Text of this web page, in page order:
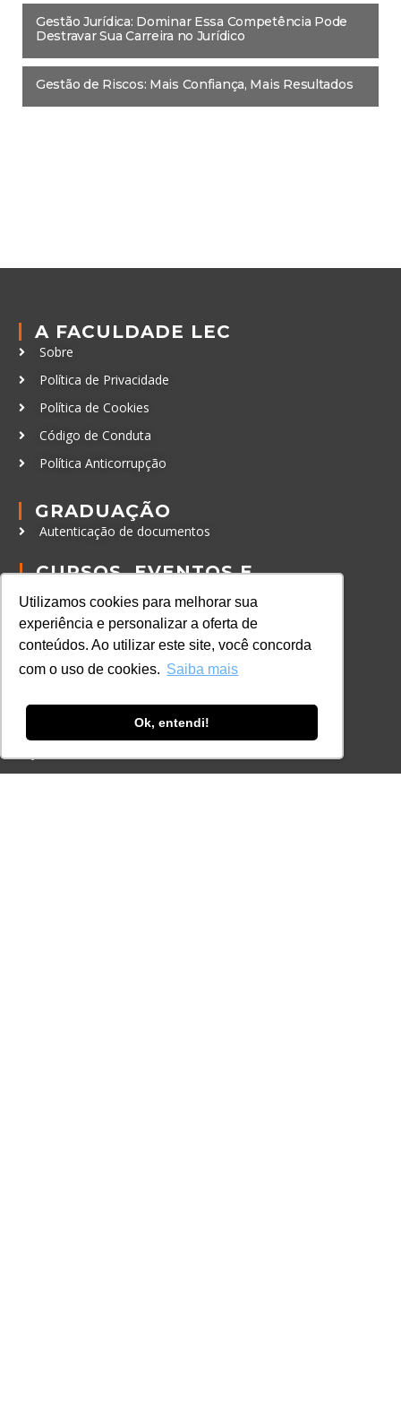
Utilizamos cookies para melhorar sua
experiência e personalizar a oferta de
conteúdos. Ao utilizar este site, você concorda
com o uso de cookies. Saiba mais
Ok, entendi!
Gestão Jurídica: Dominar Essa Competência Pode
Destravar Sua Carreira no Jurídico
Gestão de Riscos: Mais Confiança, Mais Resultados
A FACULDADE LEC
Sobre
Política de Privacidade
Política de Cookies
Código de Conduta
Política Anticorrupção
GRADUAÇÃO
Autenticação de documentos
CURSOS, EVENTOS E
Online
In Company
Eventos
CONTATO
+55 11 3259-2837